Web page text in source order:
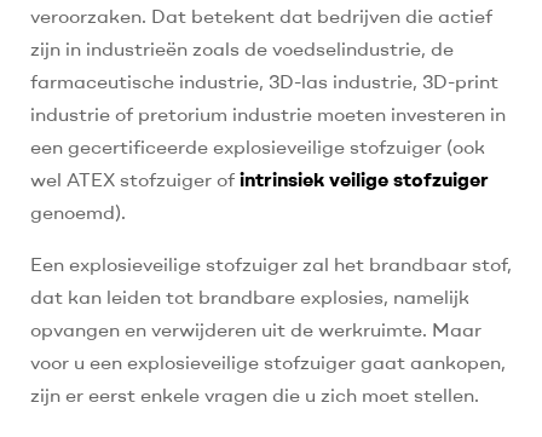
veroorzaken. Dat betekent dat bedrijven die actief
zijn in industrieën zoals de voedselindustrie, de
farmaceutische industrie, 3D-las industrie, 3D-print
industrie of pretorium industrie moeten investeren in
een gecertificeerde explosieveilige stofzuiger (ook
wel ATEX stofzuiger of intrinsiek veilige stofzuiger
genoemd).
Een explosieveilige stofzuiger zal het brandbaar stof,
dat kan leiden tot brandbare explosies, namelijk
opvangen en verwijderen uit de werkruimte. Maar
voor u een explosieveilige stofzuiger gaat aankopen,
zijn er eerst enkele vragen die u zich moet stellen.